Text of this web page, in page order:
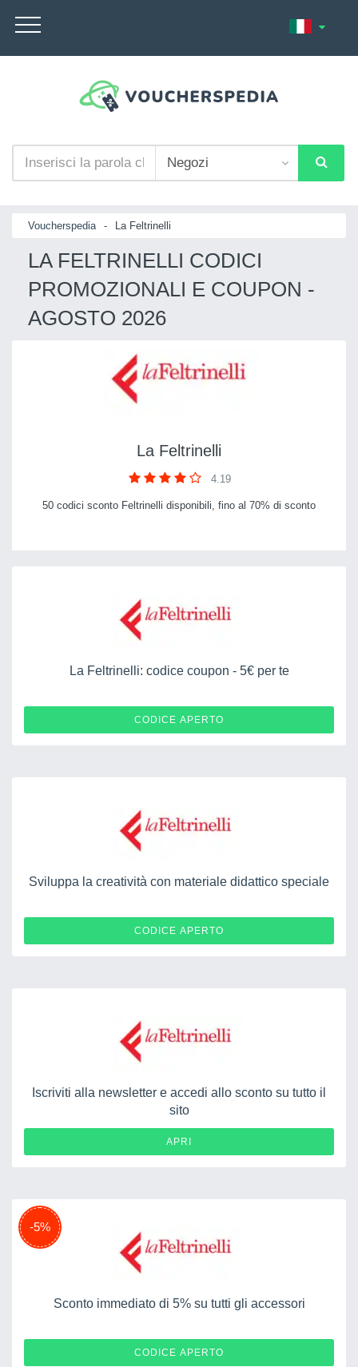
Voucherspedia - La Feltrinelli
LA FELTRINELLI CODICI
PROMOZIONALI E COUPON -
AGOSTO 2026
La Feltrinelli
4.19
50 codici sconto Feltrinelli disponibili, fino al 70% di sconto
La Feltrinelli: codice coupon - 5€ per te
CODICE APERTO10APRILE24FREE
Sviluppa la creatività con materiale didattico speciale
CODICE APERTO
Iscriviti alla newsletter e accedi allo sconto su tutto il
sito
APRI
-5%
Sconto immediato di 5% su tutti gli accessori
CODICE APERTO5GENNAIO25FREE